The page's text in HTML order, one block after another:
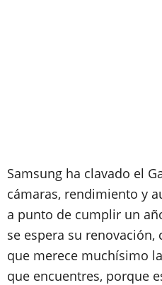
Samsung ha clavado el
cámaras, rendimiento y
a punto de cumplir un
se espera su renovación,
que merece muchísimo
que encuentres, porque